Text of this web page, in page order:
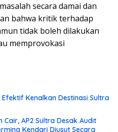
secara damai dan
bahwa kritik terhadap
tidak boleh dilakukan
memprovokasi
Kenalkan Destinasi Sultra
AP2 Sultra Desak Audit
Kendari Diusut Secara